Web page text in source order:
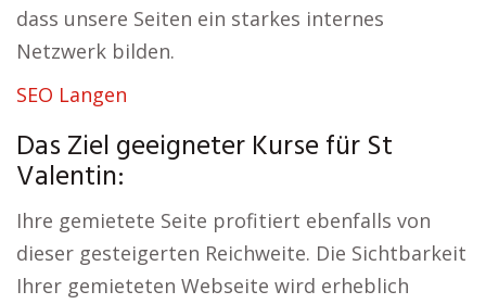
dass unsere Seiten ein starkes internes
Netzwerk bilden.
SEO Langen
Das Ziel geeigneter Kurse für St
Valentin:
Ihre gemietete Seite profitiert ebenfalls von
dieser gesteigerten Reichweite. Die Sichtbarkeit
Ihrer gemieteten Webseite wird erheblich